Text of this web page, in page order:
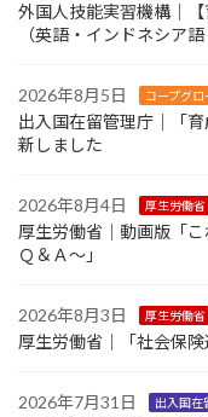
外国人技能実習機構｜
（英語・インドネシア
2026年8月5日 コープグ
出入国在留管理庁｜「
新しました
2026年8月4日 厚生労働省
厚生労働省｜動画版「
Ｑ＆Ａ～」
2026年8月3日 厚生労働省
厚生労働省｜「社会保
2026年7月31日 出入国在